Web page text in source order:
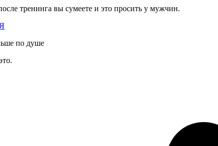
тренинга вы сумеете и это просить у мужчин.
по душе